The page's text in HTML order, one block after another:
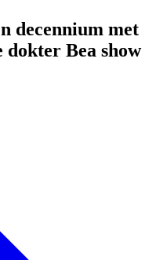
decennium met
dokter Bea show